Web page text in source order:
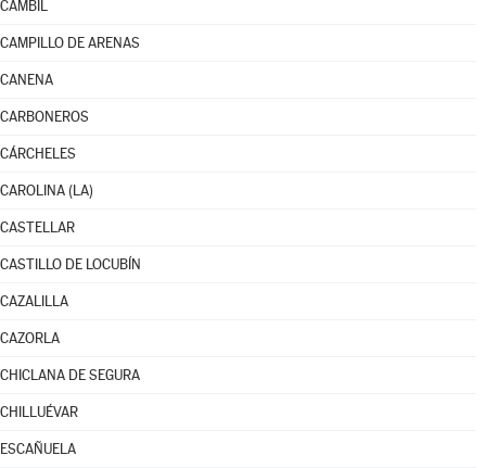
CAMBIL
CAMPILLO DE ARENAS
CANENA
CARBONEROS
CÁRCHELES
CAROLINA (LA)
CASTELLAR
CASTILLO DE LOCUBÍN
CAZALILLA
CAZORLA
CHICLANA DE SEGURA
CHILLUÉVAR
ESCAÑUELA